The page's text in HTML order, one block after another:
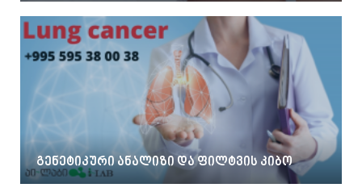
გენეტიკური ანალიზი და ფილტვის კიბო